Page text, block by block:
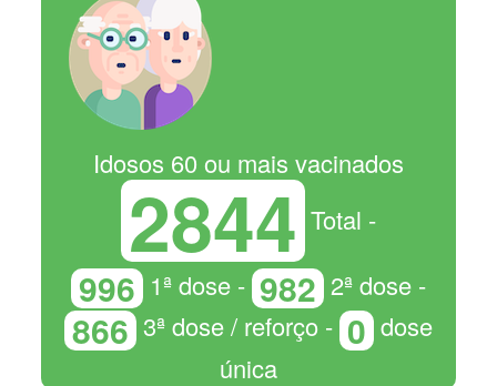
Idosos 60 ou mais vacinados
2844 Total -
996 1ª dose - 982 2ª dose -
866 3ª dose / reforço - 0 dose
única